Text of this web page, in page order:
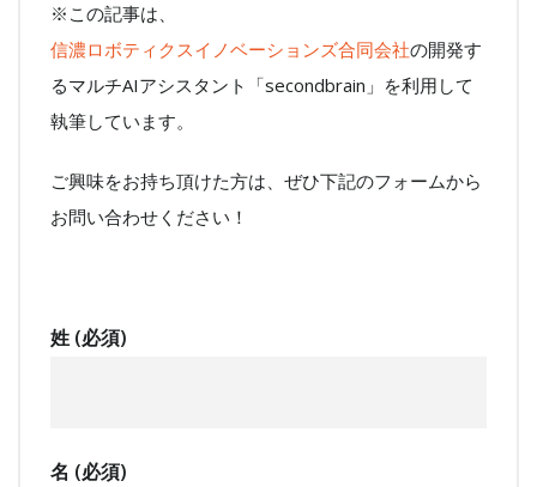
※この記事は、
信濃ロボティクスイノベーションズ合同会社の開発す
るマルチAIアシスタント「secondbrain」を利用して
執筆しています。
ご興味をお持ち頂けた方は、ぜひ下記のフォームから
お問い合わせください！
姓 (必須)
名 (必須)